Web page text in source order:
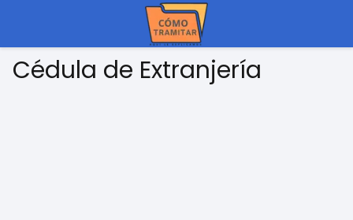
Cédula de Extranjería